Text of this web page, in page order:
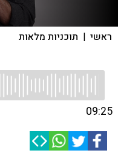
ראשי | תוכניות מלאות
09:25